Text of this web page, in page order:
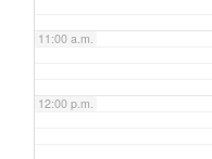
11:00 a.m.
12:00 p.m.